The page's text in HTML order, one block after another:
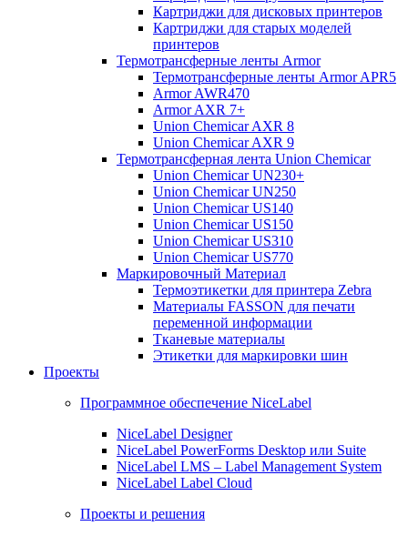
Картриджи для дисковых принтеров
Картриджи для старых моделей
принтеров
Термотрансферные ленты Armor
Термотрансферные ленты Armor APR5
Armor AWR470
Armor AXR 7+
Union Chemicar AXR 8
Union Chemicar AXR 9
Термотрансферная лента Union Chemicar
Union Chemicar UN230+
Union Chemicar UN250
Union Chemicar US140
Union Chemicar US150
Union Chemicar US310
Union Chemicar US770
Маркировочный Материал
Термоэтикетки для принтера Zebra
Материалы FASSON для печати
переменной информации
Тканевые материалы
Этикетки для маркировки шин
Проекты
Программное обеспечение NiceLabel
NiceLabel Designer
NiceLabel PowerForms Desktop или Suite
NiceLabel LMS – Label Management System
NiceLabel Label Cloud
Проекты и решения